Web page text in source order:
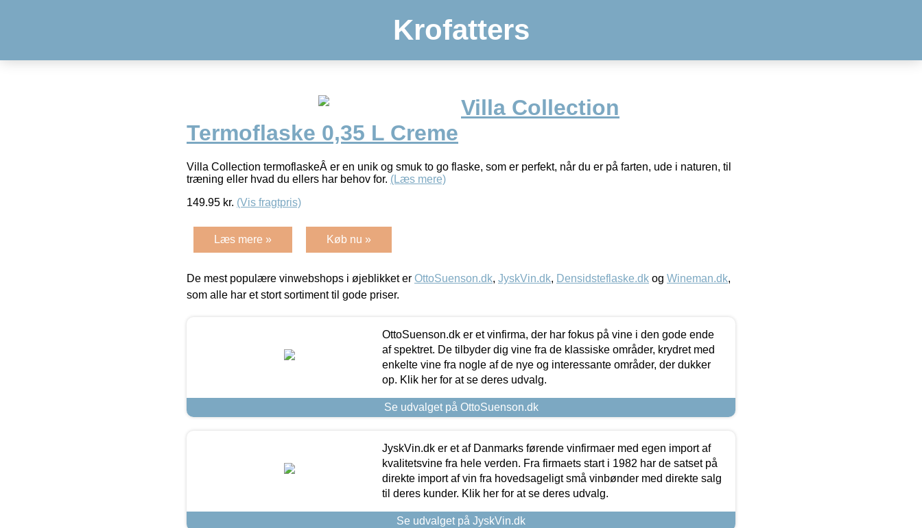
Krofatters
Villa Collection
Termoflaske 0,35 L Creme
Villa Collection termoflaskeÂ er en unik og smuk to go flaske, som er perfekt, når du er på farten, ude i naturen, til
træning eller hvad du ellers har behov for. (Læs mere)
149.95 kr. (Vis fragtpris)
Læs mere » Køb nu »
De mest populære vinwebshops i øjeblikket er OttoSuenson.dk, JyskVin.dk, Densidsteflaske.dk og Wineman.dk,
som alle har et stort sortiment til gode priser.
OttoSuenson.dk er et vinfirma, der har fokus på vine i den gode ende
af spektret. De tilbyder dig vine fra de klassiske områder, krydret med
enkelte vine fra nogle af de nye og interessante områder, der dukker
op. Klik her for at se deres udvalg.
Se udvalget på OttoSuenson.dk
JyskVin.dk er et af Danmarks førende vinfirmaer med egen import af
kvalitetsvine fra hele verden. Fra firmaets start i 1982 har de satset på
direkte import af vin fra hovedsageligt små vinbønder med direkte salg
til deres kunder. Klik her for at se deres udvalg.
Se udvalget på JyskVin.dk